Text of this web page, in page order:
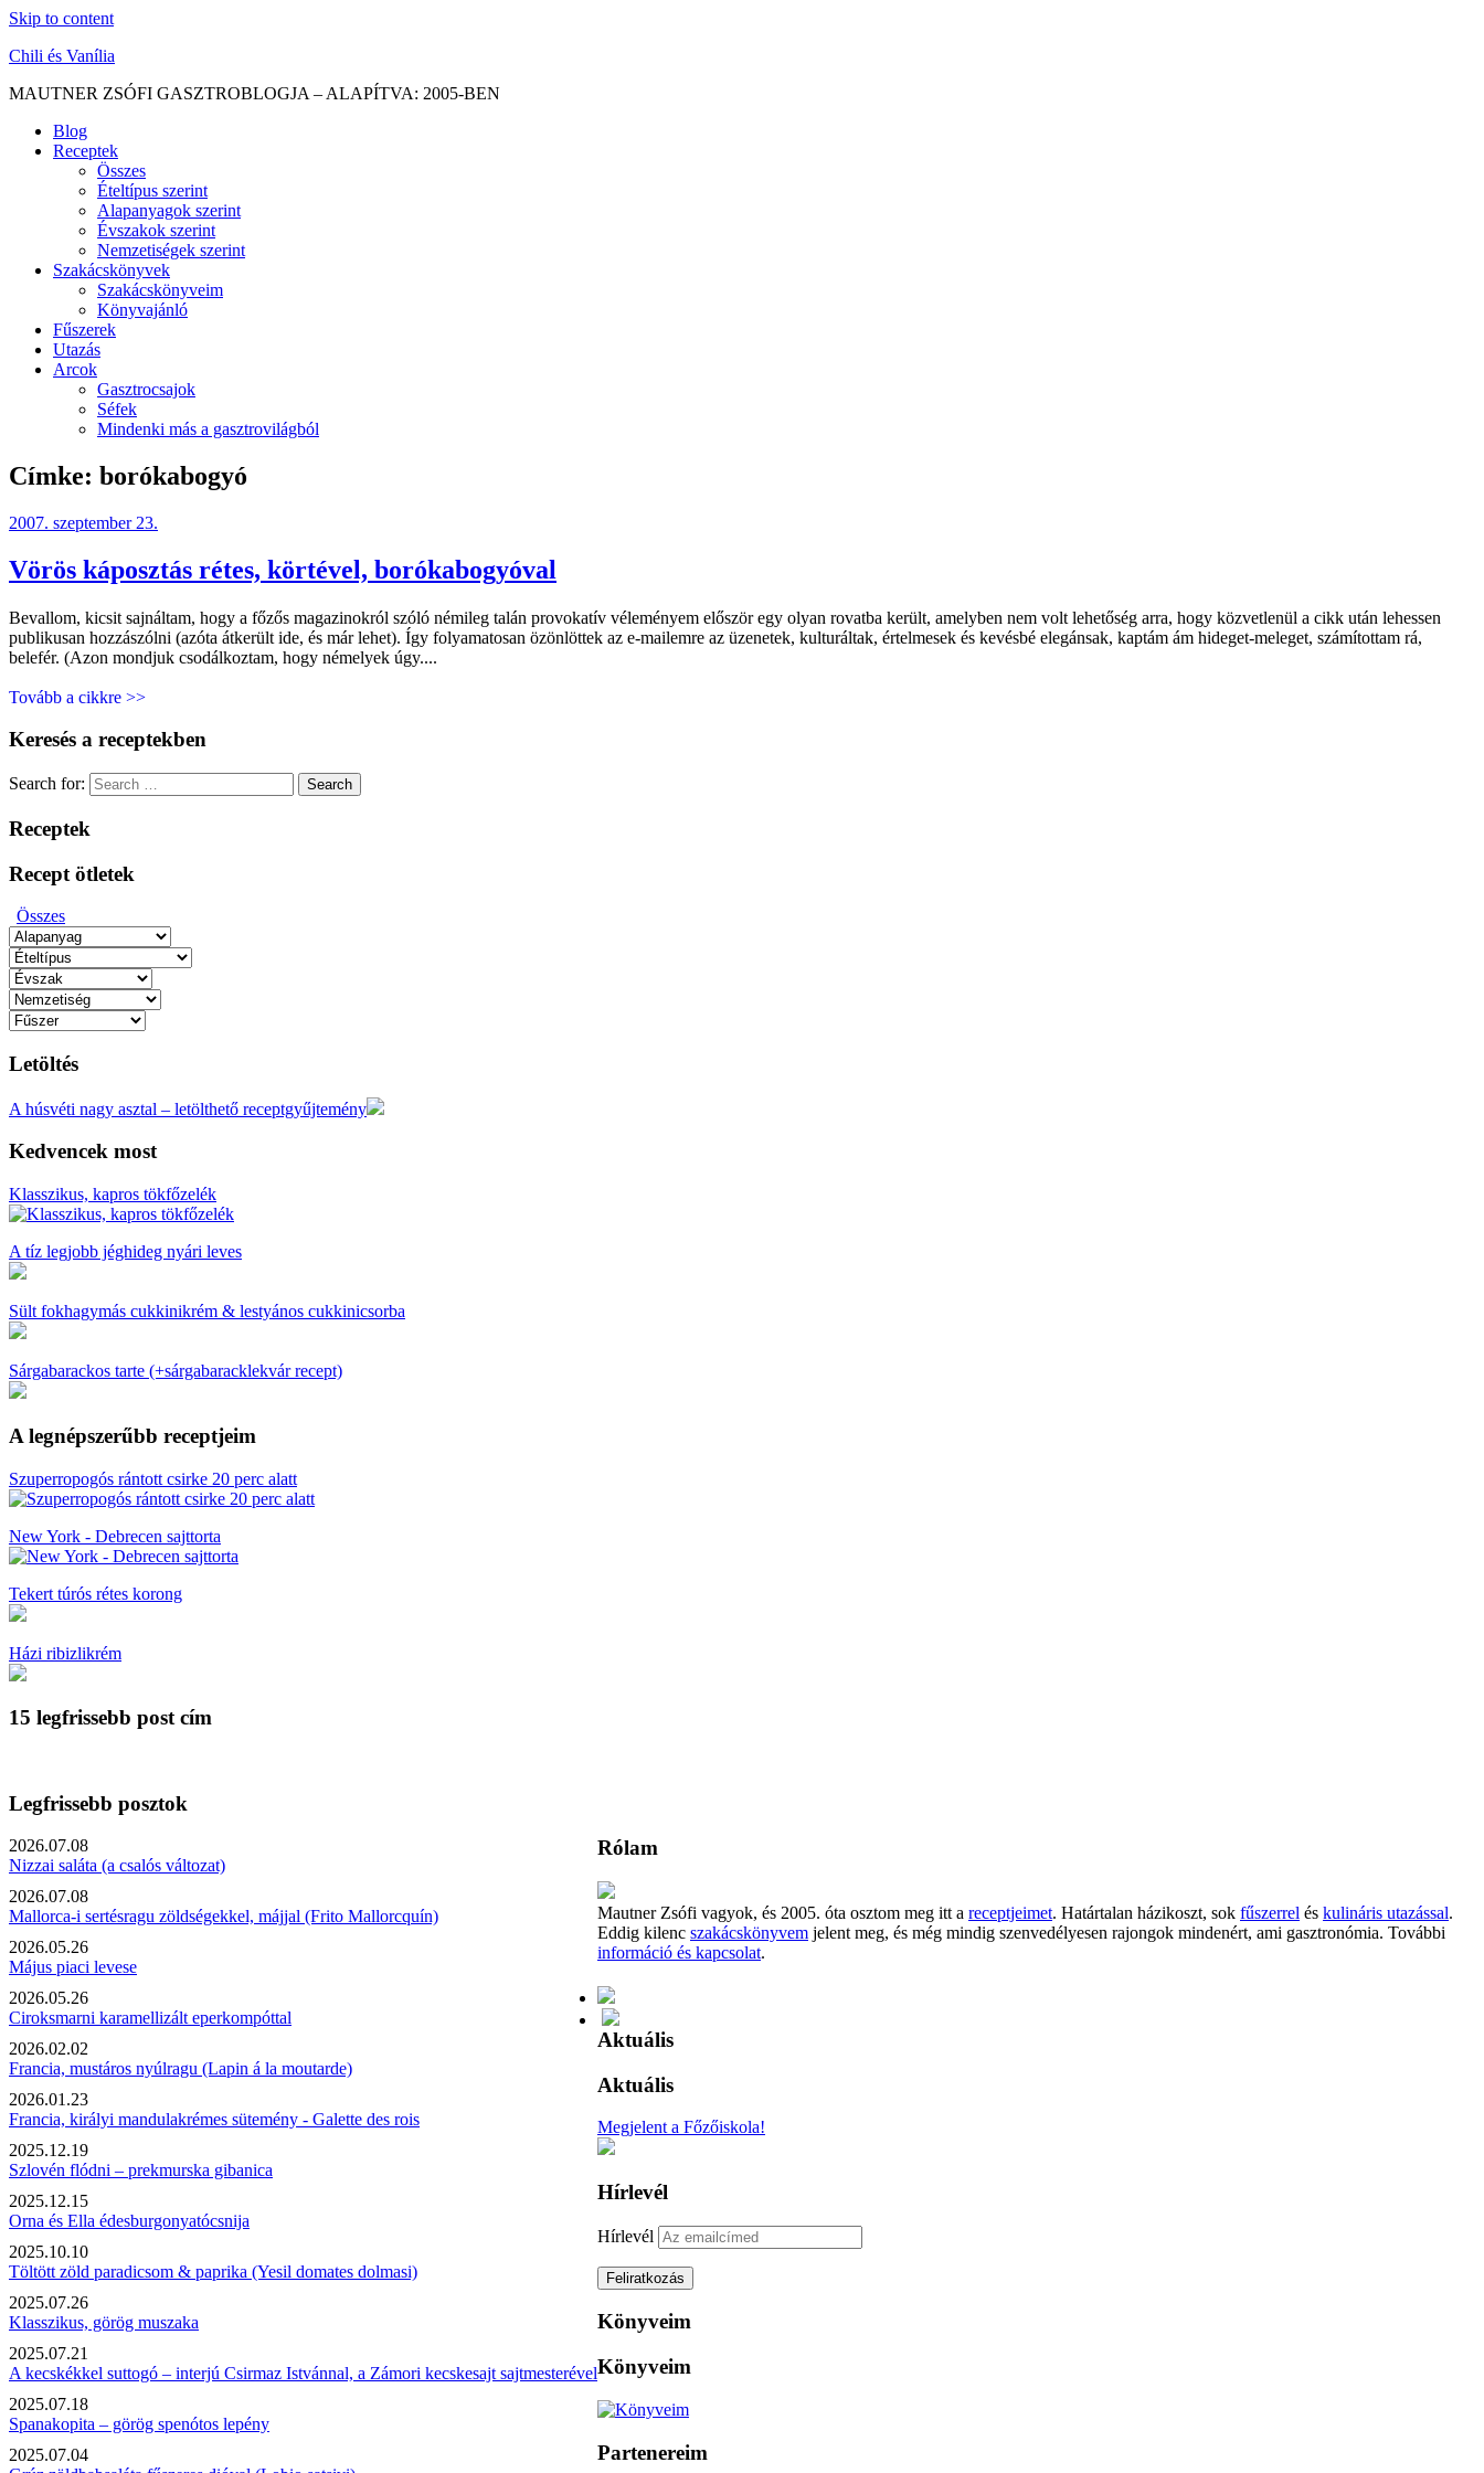
Skip to content
Chili és Vanília
MAUTNER ZSÓFI GASZTROBLOGJA – ALAPÍTVA: 2005-BEN
Blog
Receptek
Összes
Ételtípus szerint
Alapanyagok szerint
Évszakok szerint
Nemzetiségek szerint
Szakácskönyvek
Szakácskönyveim
Könyvajánló
Fűszerek
Utazás
Arcok
Gasztrocsajok
Séfek
Mindenki más a gasztrovilágból
Címke: borókabogyó
2007. szeptember 23.
Vörös káposztás rétes, körtével, borókabogyóval
Bevallom, kicsit sajnáltam, hogy a főzős magazinokról szóló némileg talán provokatív véleményem először egy olyan rovatba került, amelyben nem volt lehetőség arra, hogy közvetlenül a cikk után lehessen
publikusan hozzászólni (azóta átkerült ide, és már lehet). Így folyamatosan özönlöttek az e-mailemre az üzenetek, kulturáltak, értelmesek és kevésbé elegánsak, kaptám ám hideget-meleget, számítottam rá,
belefér. (Azon mondjuk csodálkoztam, hogy némelyek úgy....
Tovább a cikkre >>
Keresés a receptekben
Search for: Search
Receptek
Recept ötletek
Összes
Letöltés
A húsvéti nagy asztal – letölthető receptgyűjtemény
Kedvencek most
Klasszikus, kapros tökfőzelék
A tíz legjobb jéghideg nyári leves
Sült fokhagymás cukkinikrém & lestyános cukkinicsorba
Sárgabarackos tarte (+sárgabaracklekvár recept)
A legnépszerűbb receptjeim
Szuperropogós rántott csirke 20 perc alatt
New York - Debrecen sajttorta
Tekert túrós rétes korong
Házi ribizlikrém
15 legfrissebb post cím
Legfrissebb posztok
2026.07.08
Nizzai saláta (a csalós változat)
2026.07.08
Mallorca-i sertésragu zöldségekkel, májjal (Frito Mallorcquín)
2026.05.26
Május piaci levese
2026.05.26
Ciroksmarni karamellizált eperkompóttal
2026.02.02
Francia, mustáros nyúlragu (Lapin á la moutarde)
2026.01.23
Francia, királyi mandulakrémes sütemény - Galette des rois
2025.12.19
Szlovén flódni – prekmurska gibanica
2025.12.15
Orna és Ella édesburgonyatócsnija
2025.10.10
Töltött zöld paradicsom & paprika (Yesil domates dolmasi)
2025.07.26
Klasszikus, görög muszaka
2025.07.21
A kecskékkel suttogó – interjú Csirmaz Istvánnal, a Zámori kecskesajt sajtmesterével
2025.07.18
Spanakopita – görög spenótos lepény
2025.07.04
Rólam
Mautner Zsófi vagyok, és 2005. óta osztom meg itt a receptjeimet. Határtalan házikoszt, sok fűszerrel és kulináris utazással.
Eddig kilenc szakácskönyvem jelent meg, és még mindig szenvedélyesen rajongok mindenért, ami gasztronómia. További
információ és kapcsolat.
Aktuális
Aktuális
Megjelent a Főzőiskola!
Hírlevél
Hírlevél
Könyveim
Könyveim
Partenereim